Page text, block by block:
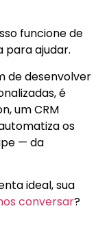
funcione de
para ajudar.
de desenvolver
é
um CRM
os
— da
ideal, sua
conversar?